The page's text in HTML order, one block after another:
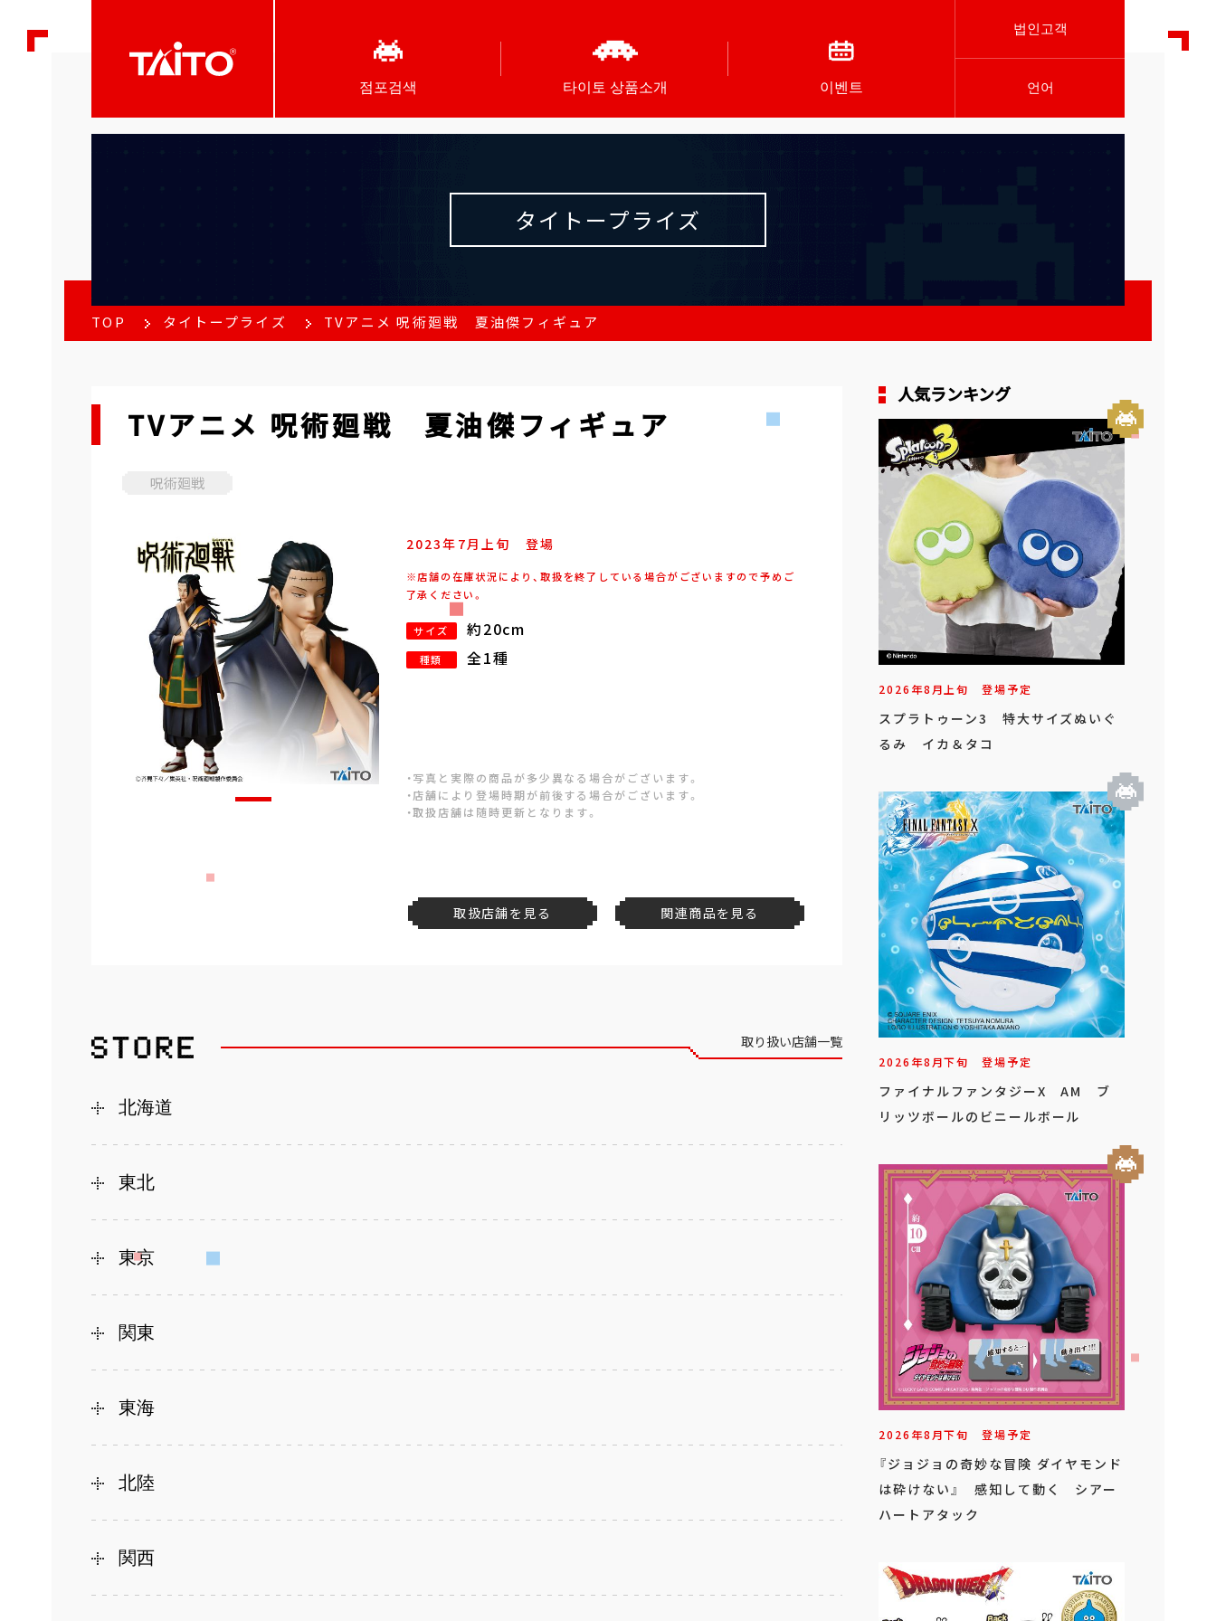
점포검색 타이토 상품소개 이벤트
법인고객
언어
タイトープライズ
TOP タイトープライズ TVアニメ 呪術廻戦 夏油傑フィギュア
TVアニメ 呪術廻戦 夏油傑フィギュア
呪術廻戦
2023年 7月上旬 登場
※店舗の在庫状況により、取扱を終了している場合がございますので予めご
了承ください。
サイズ 約20cm
種類 全1種
・写真と実際の商品が多少異なる場合がございます。
・店舗により登場時期が前後する場合がございます。
・取扱店舗は随時更新となります。
取扱店舗を見る 関連商品を見る
取り扱い店舗一覧
北海道
東北
東京
関東
東海
北陸
関西
人気ランキング
2026年8月上旬 登場予定
スプラトゥーン3 特大サイズぬいぐ
るみ イカ＆タコ
2026年8月下旬 登場予定
ファイナルファンタジーX AM ブ
リッツボールのビニールボール
2026年8月下旬 登場予定
『ジョジョの奇妙な冒険 ダイヤモンド
は砕けない』 感知して動く シアー
ハートアタック